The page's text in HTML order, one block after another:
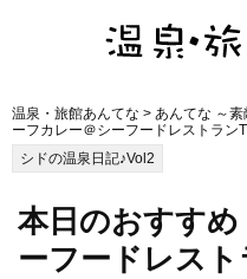
温泉・旅館あんてな > あんてな ～
ーフカレー＠シーフードレストラン
シドの温泉日記♪Vol2
本日のおすす
ーフードレス